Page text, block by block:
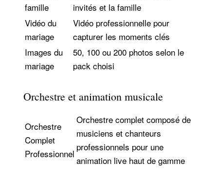
famille
invités et la famille
Vidéo du
mariage
Vidéo professionnelle pour
capturer les moments clés
Images du
mariage
50, 100 ou 200 photos selon le
pack choisi
Orchestre et animation musicale
Orchestre
Complet
Professionnel
Orchestre complet composé de
musiciens et chanteurs
professionnels pour une
animation live haut de gamme